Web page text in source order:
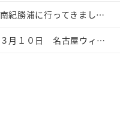
南紀勝浦に行ってきまし…
３月１０日 名古屋ウィ…